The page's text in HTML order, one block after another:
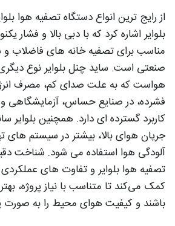
از رایج‌ ترین انواع دستگاه تصفیه هوا
بلوایر اشاره کرد که با دبی بالا و فشار
مناسب برای تصفیه‌ خانه‌ های فاضلاب
صنعتی است. ساید چنل بلوایر نوع
هواست که به علت صدای کم، مصرف
فشرده، در صنایع حساس، آزمایشگاهی
کاربرد گسترده‌ ای دارد. همچنین بلوایر
جریان هوای بالا، بیشتر در سیستم‌ های
آلودگی هوا استفاده می‌ شود. شناخت
تصفیه هوا بلوایر و تفاوت‌ های عملکردی
کمک می‌کند تا متناسب با نیاز پروژه،
باشند و کیفیت هوای محیط را به‌ صورت